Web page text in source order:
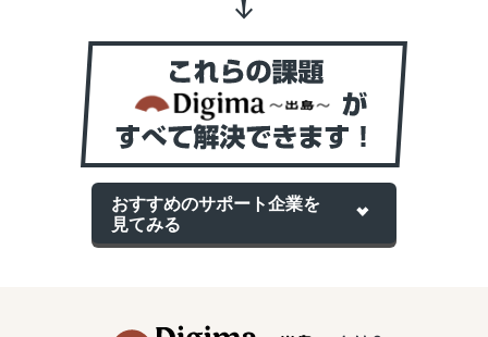
おすすめのサポート企業を
見てみる